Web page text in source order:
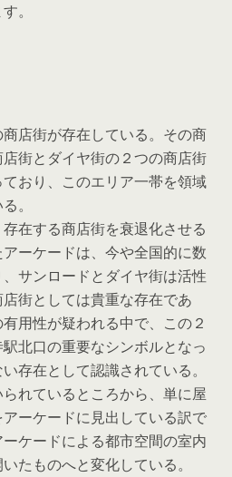
。
店街が存在している。その商
街とダイヤ街の２つの商店街
おり、このエリア一帯を領域
。
在する商店街を衰退化させる
ーケードは、今や全国的に数
サンロードとダイヤ街は活性
街としては貴重な存在であ
用性が疑われる中で、この２
北口の重要なシンボルとなっ
存在として認識されている。
れているところから、単に屋
ーケードに見出している訳で
ケードによる都市空間の室内
たものへと変化している。